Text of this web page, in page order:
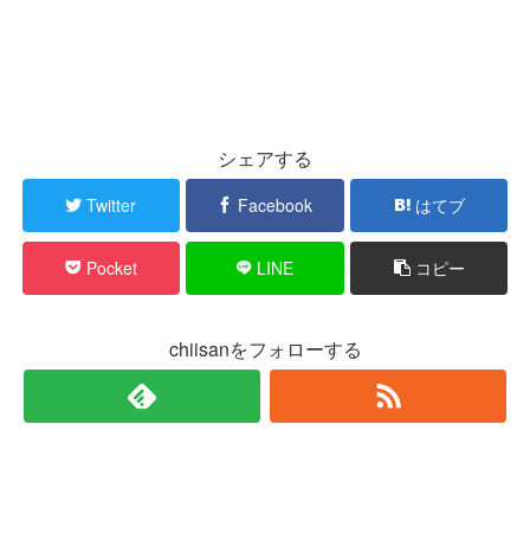
シェアする
Twitter Facebook はてブ
Pocket LINE コピー
chiisanをフォローする